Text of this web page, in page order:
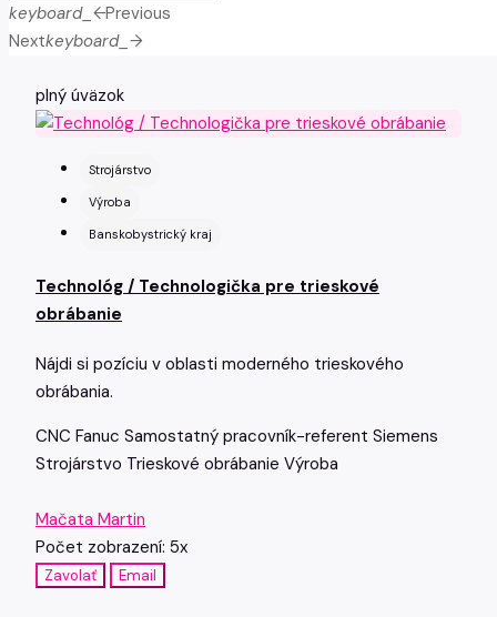
keyboard_arrow_leftPrevious
Nextkeyboard_arrow_right
plný úväzok
Strojárstvo
Výroba
Banskobystrický kraj
Technológ / Technologička pre trieskové
obrábanie
Nájdi si pozíciu v oblasti moderného trieskového
obrábania.
CNC Fanuc Samostatný pracovník-referent Siemens
Strojárstvo Trieskové obrábanie Výroba
Mačata Martin
Počet zobrazení: 5x
Zavolať Email